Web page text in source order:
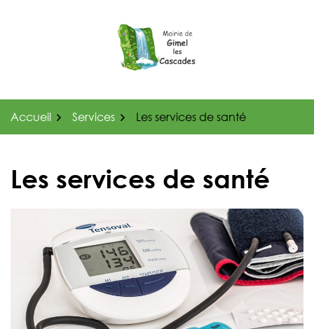
Accueil Services Les services de santé
Les services de santé